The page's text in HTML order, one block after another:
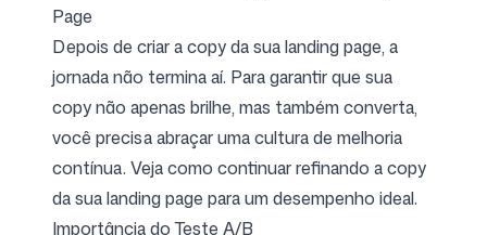
Page
Depois de criar a copy da sua landing page, a
jornada não termina aí. Para garantir que sua
copy não apenas brilhe, mas também converta,
você precisa abraçar uma cultura de melhoria
contínua. Veja como continuar refinando a copy
da sua landing page para um desempenho ideal.
Importância do Teste A/B